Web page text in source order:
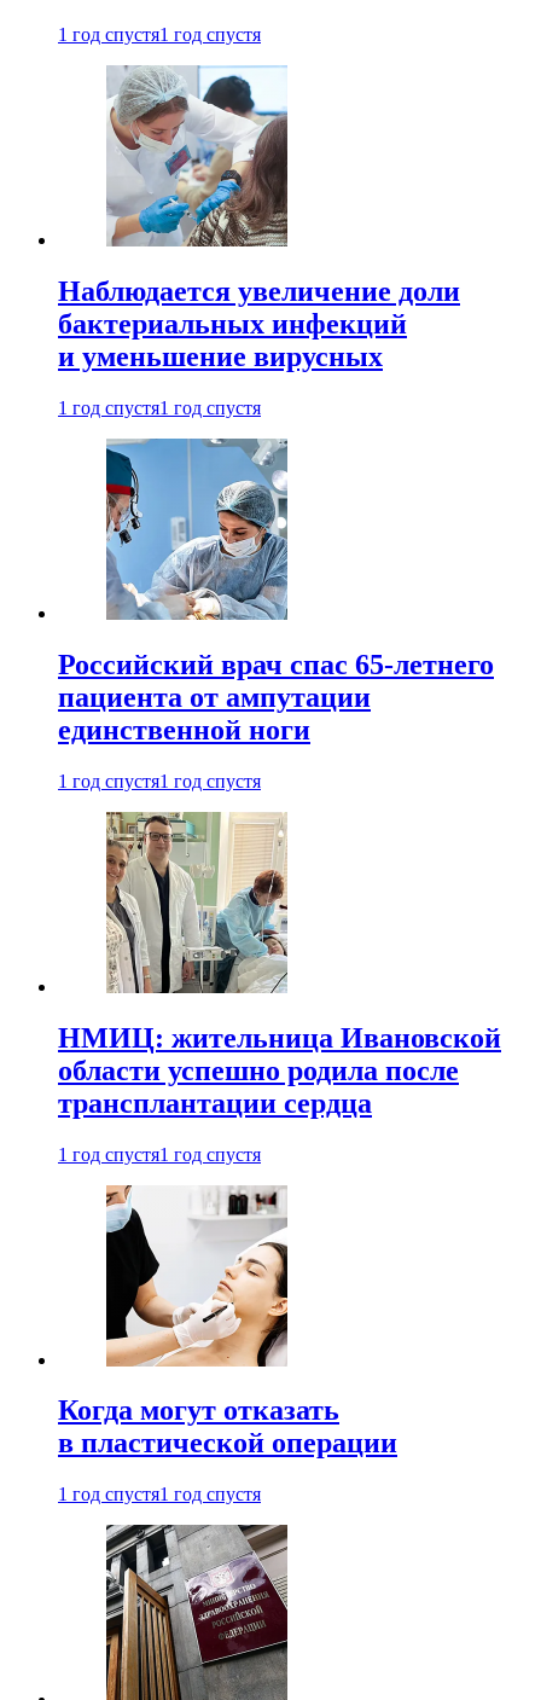
1 год спустя1 год спустя
Наблюдается увеличение доли
бактериальных инфекций
и уменьшение вирусных
1 год спустя1 год спустя
Российский врач спас 65-летнего
пациента от ампутации
единственной ноги
1 год спустя1 год спустя
НМИЦ: жительница Ивановской
области успешно родила после
трансплантации сердца
1 год спустя1 год спустя
Когда могут отказать
в пластической операции
1 год спустя1 год спустя